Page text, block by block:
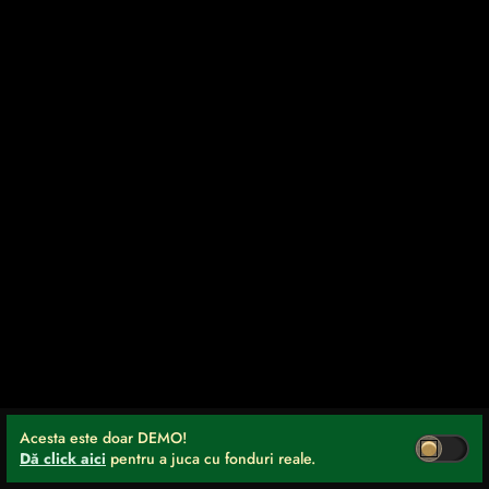
Acesta este doar DEMO!
Dă click aici pentru a juca cu fonduri reale.